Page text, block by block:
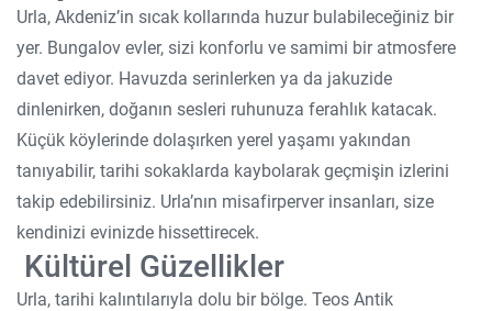
Urla, Akdeniz’in sıcak kollarında huzur bulabileceğiniz bir
yer. Bungalov evler, sizi konforlu ve samimi bir atmosfere
davet ediyor. Havuzda serinlerken ya da jakuzide
dinlenirken, doğanın sesleri ruhunuza ferahlık katacak.
Küçük köylerinde dolaşırken yerel yaşamı yakından
tanıyabilir, tarihi sokaklarda kaybolarak geçmişin izlerini
takip edebilirsiniz. Urla’nın misafirperver insanları, size
kendinizi evinizde hissettirecek.
Kültürel Güzellikler
Urla, tarihi kalıntılarıyla dolu bir bölge. Teos Antik